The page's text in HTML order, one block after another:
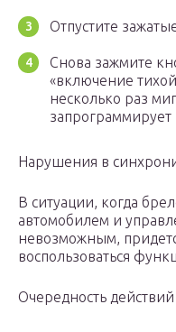
Отпустите
Снова зажмите
«включение
несколько раз
Нарушения в
В ситуации, когда
автомобилем и
невозможным,
воспользоваться
Очередность